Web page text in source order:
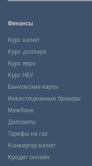
Финансы
Курс валют
Курс доллара
Курс евро
Курс НБУ
Банковские карты
Инвестиционные брокеры
Межбанк
Депозиты
Тарифы на газ
Конвертер валют
Кредит онлайн